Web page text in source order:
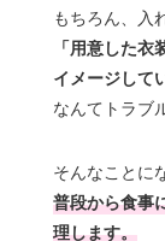
もちろん、入
「用意した衣
イメージして
なんてトラブ
そんなことに
普段から食事
理します。